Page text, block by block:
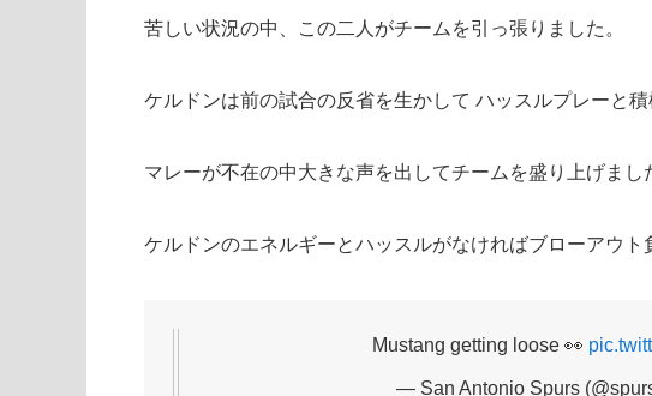
苦しい状況の中、この二人がチームを引っ張りました。
ケルドンは前の試合の反省を生かして ハッスルプレーと
マレーが不在の中大きな声を出してチームを盛り上げまし
ケルドンのエネルギーとハッスルがなければブローアウト
Mustang getting loose 👀
— San Antonio Spurs